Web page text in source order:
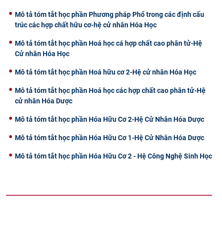
Mô tả tóm tắt học phần Phương pháp Phổ trong các định cấu
trúc các hợp chất hữu cơ-hệ cử nhân Hóa Học
Mô tả tóm tắt học phần Hoá học cá hợp chất cao phân tử-Hệ
Cử nhân Hóa Học
Mô tả tóm tắt học phần Hoá hữu cơ 2-Hệ cử nhân Hóa Học
Mô tả tóm tắt học phần Hoá học các hợp chất cao phân tử-Hệ
cử nhân Hóa Dược
Mô tả tóm tắt học phần Hóa Hữu Cơ 2-Hệ Cử Nhân Hóa Dược
Mô tả tóm tắt học phần Hóa Hữu Cơ 1-Hệ Cử Nhân Hóa Dược
Mô tả tóm tắt học phần Hóa Hữu Cơ 2 - Hệ Công Nghệ Sinh Học